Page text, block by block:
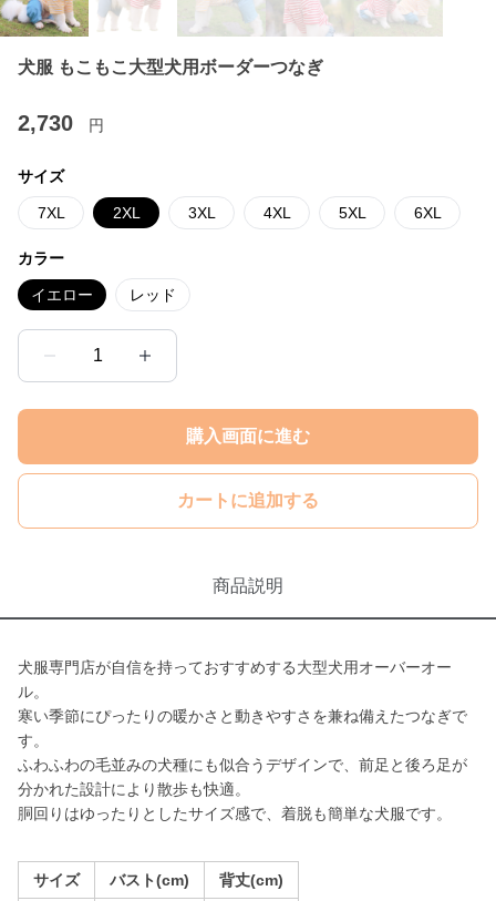
犬服 もこもこ大型犬用ボーダーつなぎ
2,730 円
サイズ
7XL 2XL 3XL 4XL 5XL 6XL
カラー
イエロー レッド
1
購入画面に進む
カートに追加する
商品説明
犬服専門店が自信を持っておすすめする大型犬用オーバーオー
ル。
寒い季節にぴったりの暖かさと動きやすさを兼ね備えたつなぎで
す。
ふわふわの毛並みの犬種にも似合うデザインで、前足と後ろ足が
分かれた設計により散歩も快適。
胴回りはゆったりとしたサイズ感で、着脱も簡単な犬服です。
サイズ バスト(cm) 背丈(cm)